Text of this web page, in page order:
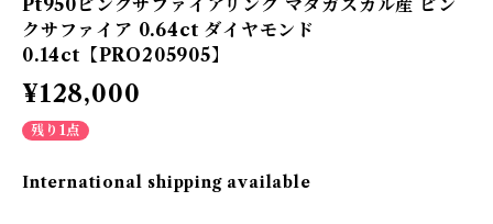
Pt950ピンクサファイアリング マダガスカル産 ピン
クサファイア 0.64ct ダイヤモンド
0.14ct【PRO205905】
¥128,000
残り1点
International shipping available